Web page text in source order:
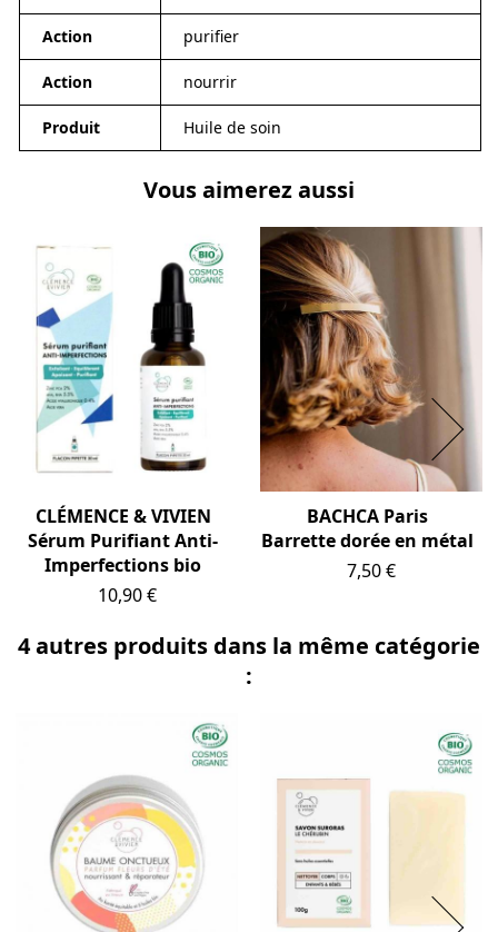
Action purifier
Action nourrir
Produit Huile de soin
Vous aimerez aussi
CLÉMENCE & VIVIEN
Sérum Purifiant Anti-
Imperfections bio
Prix
10,90 €
BACHCA Paris
Barrette dorée en métal
Prix
7,50 €
4 autres produits dans la même catégorie
: